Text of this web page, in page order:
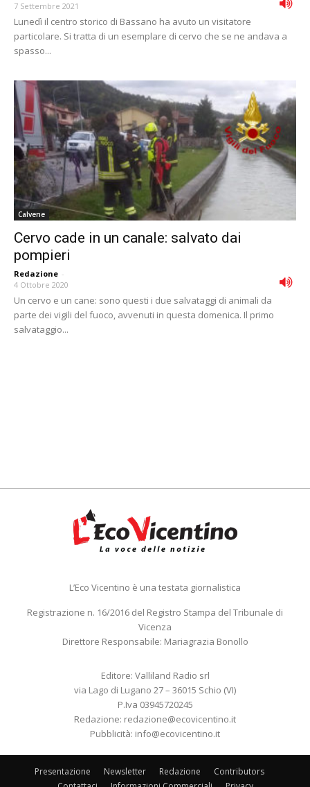
7 Settembre 2021
Lunedì il centro storico di Bassano ha avuto un visitatore
particolare. Si tratta di un esemplare di cervo che se ne andava a
spasso...
Calvene
Cervo cade in un canale: salvato dai
pompieri
Redazione -
4 Ottobre 2020
Un cervo e un cane: sono questi i due salvataggi di animali da
parte dei vigili del fuoco, avvenuti in questa domenica. Il primo
salvataggio...
L’Eco Vicentino è una testata giornalistica
Registrazione n. 16/2016 del Registro Stampa del Tribunale di
Vicenza
Direttore Responsabile: Mariagrazia Bonollo
Editore: Valliland Radio srl
via Lago di Lugano 27 – 36015 Schio (VI)
P.Iva 03945720245
Redazione: redazione@ecovicentino.it
Pubblicità: info@ecovicentino.it
Presentazione Newsletter Redazione
Contributors